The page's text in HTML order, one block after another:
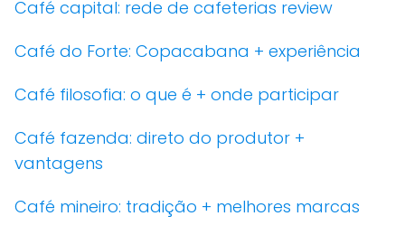
Café capital: rede de cafeterias review
Café do Forte: Copacabana + experiência
Café filosofia: o que é + onde participar
Café fazenda: direto do produtor +
vantagens
Café mineiro: tradição + melhores marcas